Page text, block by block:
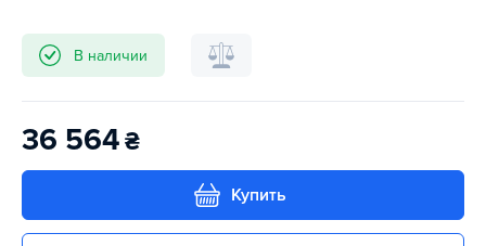
В наличии
36 564₴
Купить